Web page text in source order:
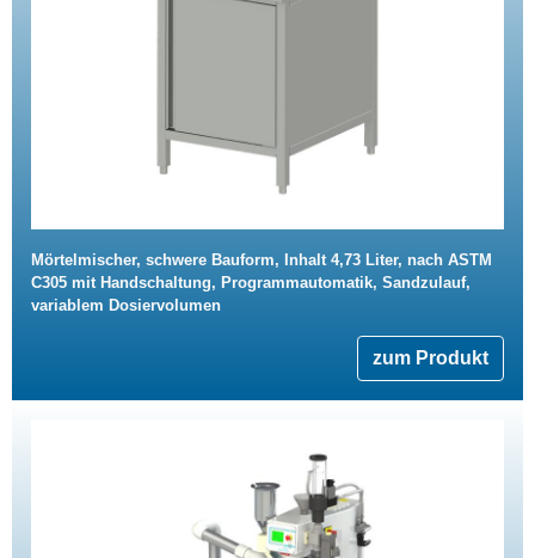
Mörtelmischer, schwere Bauform, Inhalt 4,73 Liter, nach ASTM
C305 mit Handschaltung, Programmautomatik, Sandzulauf,
variablem Dosiervolumen
zum Produkt